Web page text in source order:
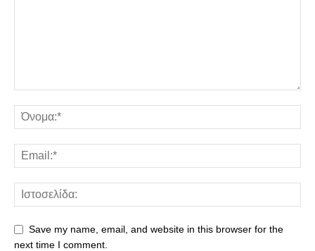
Save my name, email, and website in this browser for the
next time I comment.